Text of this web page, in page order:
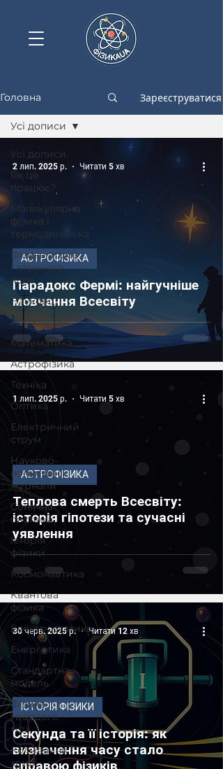
Головна Зареєструватися
Усі дописи
Як це
працює?
Молекулярна
фізика і
термодинаміка
Фізика атома
і атомного
ядра
Науковці
Астрономія
Математика
Астрофізика
Техніка
Оптика
Електричний
струм
Науково-
популярні
журнали
Сонячна
система
Історія
фізики
Космонавтика
Квантова
фізика
Електростатика
Енергетика
Стандартна
модель
Фізика
твердого
тіла
Коливання і
хвилі
Усі дописи
Парадокс Фермі: найгучніше
мовчання Всесвіту
АСТРОФІЗИКА
2 лип. 2025 р. Читати 5 хв
Теплова смерть Всесвіту:
історія гіпотези та сучасні
уявлення
АСТРОФІЗИКА
1 лип. 2025 р. Читати 5 хв
Секунда та її історія: як
визначення часу стало
ІСТОРІЯ ФІЗИКИ
30 черв. 2025 р. Читати 12 хв